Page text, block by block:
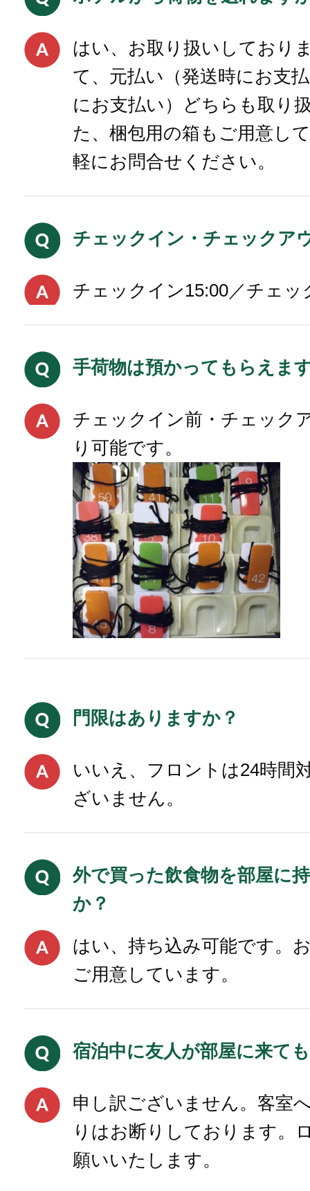
はい、お取り扱いしており
て、元払い（発送時にお支
にお支払い）どちらも取り
た、梱包用の箱もご用意し
軽にお問合せください。
チェックイン・チェックア
チェックイン15:00／チェッ
手荷物は預かってもらえま
チェックイン前・チェック
り可能です。
門限はありますか？
いいえ、フロントは24時間
ざいません。
外で買った飲食物を部屋に
か？
はい、持ち込み可能です。
ご用意しています。
宿泊中に友人が部屋に来て
申し訳ございません。客室
りはお断りしております。
願いいたします。